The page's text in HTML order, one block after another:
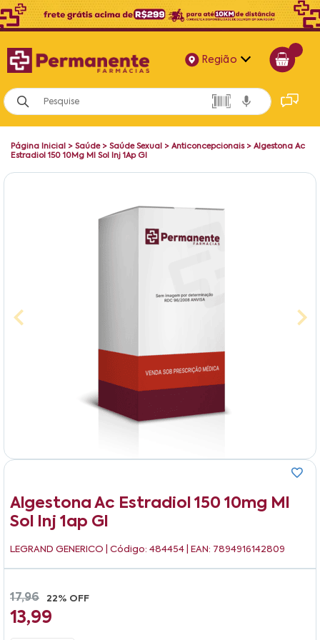
Região
Alagoas
Bahia
Página Inicial > Saúde> Saúde Sexual > Anticoncepcionais> Algestona Ac
Estradiol 150 10Mg Ml Sol Inj 1Ap Gl
Algestona Ac Estradiol 150 10mg Ml
Sol Inj 1ap Gl
LEGRAND GENERICO | Código: 484454 | EAN: 7894916142809
17,96 22% OFF
13,99